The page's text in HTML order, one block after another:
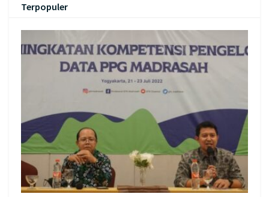
Terpopuler